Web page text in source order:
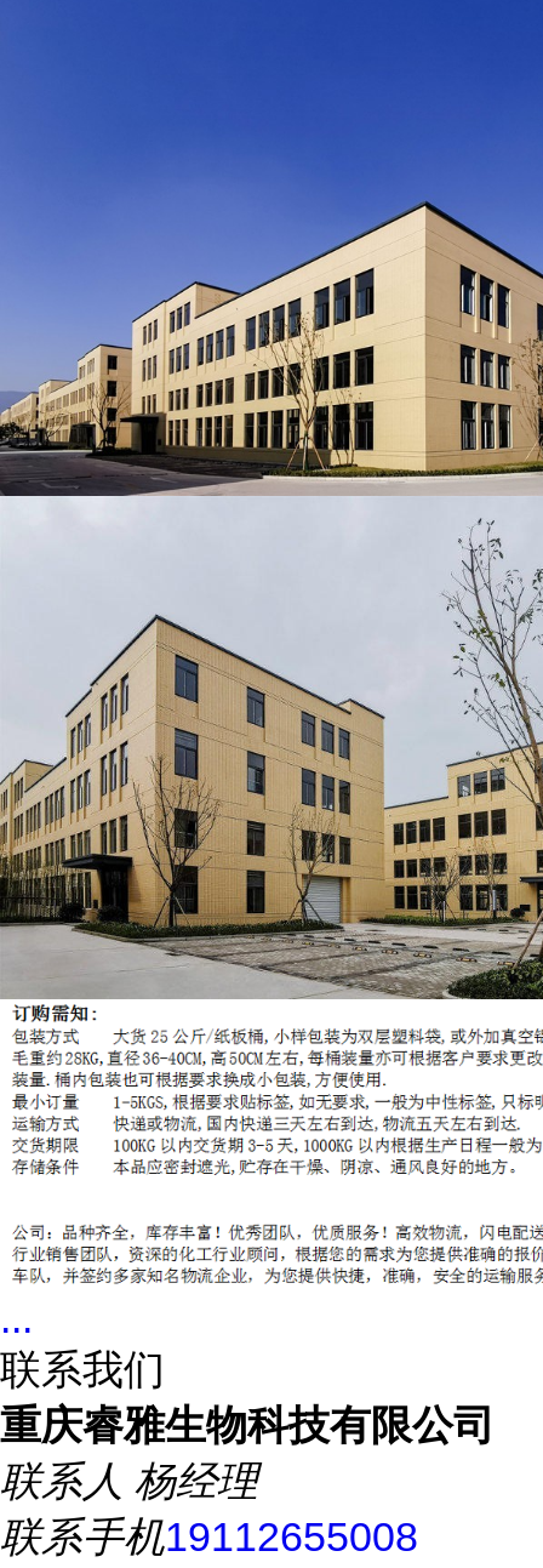
...
联系我们
重庆睿雅生物科技有限公司
联系人 杨经理
联系手机19112655008